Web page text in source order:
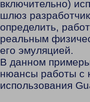
включительно)
шлюз
определить,
реальным
его эмуляцией.
В данном
нюансы работы с
использования